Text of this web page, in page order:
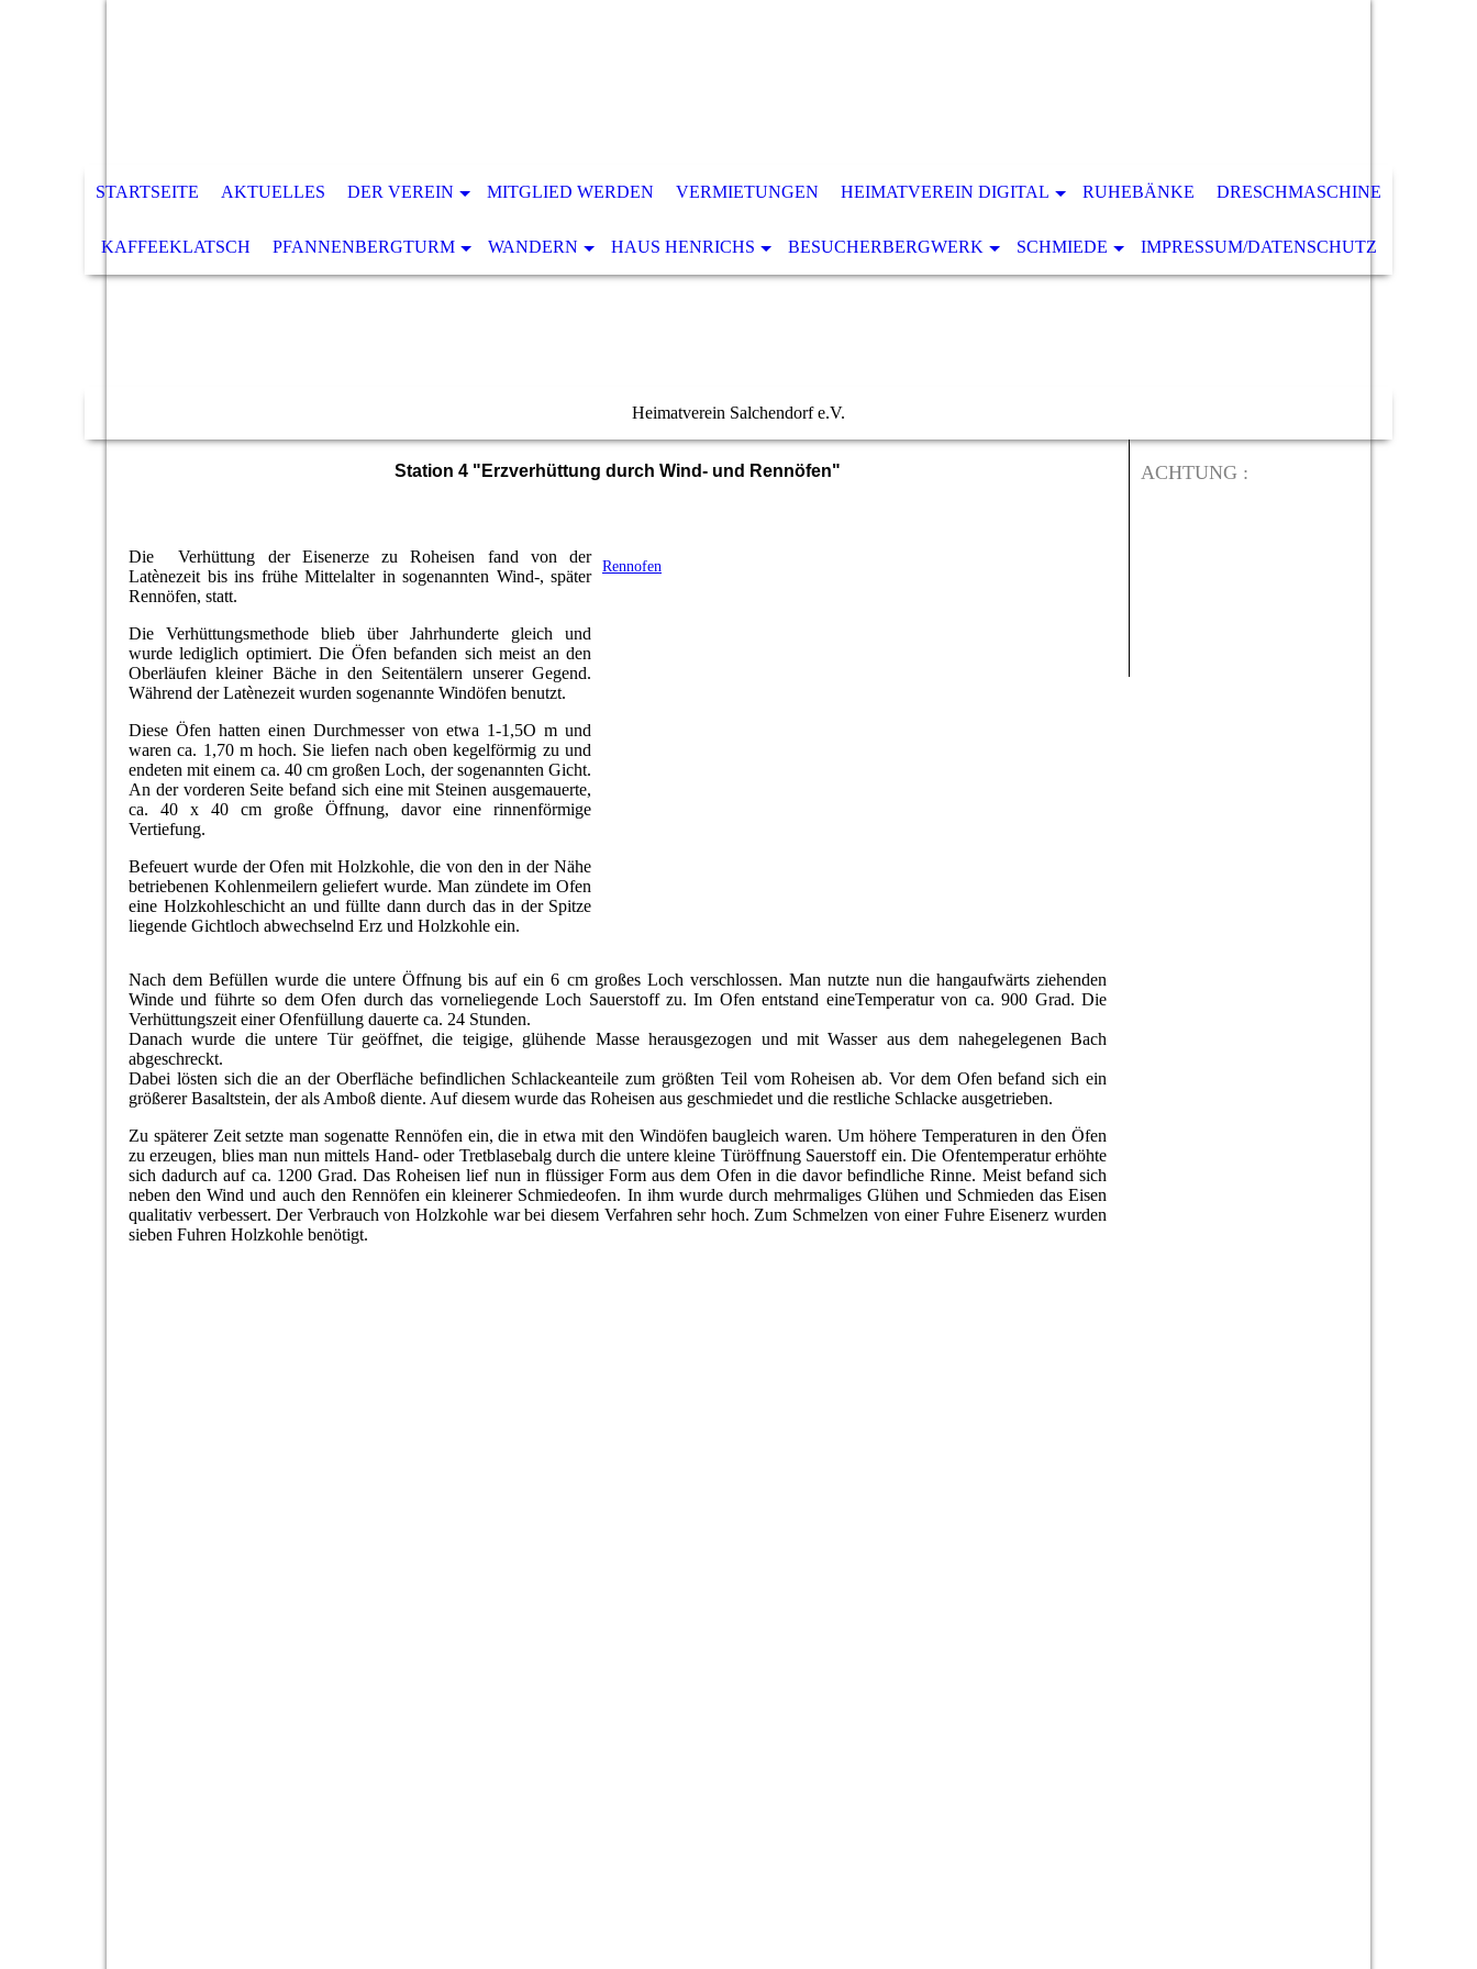
STARTSEITE AKTUELLES DER VEREIN MITGLIED WERDEN VERMIETUNGEN HEIMATVEREIN DIGITAL RUHEBÄNKE DRESCHMASCHINE
KAFFEEKLATSCH PFANNENBERGTURM WANDERN HAUS HENRICHS BESUCHERBERGWERK SCHMIEDE IMPRESSUM/DATENSCHUTZ
Heimatverein Salchendorf e.V.
Station 4 "Erzverhüttung durch Wind- und Rennöfen"
Die Verhüttung der Eisenerze zu Roheisen fand von der
Latènezeit bis ins frühe Mittelalter in sogenannten Wind-, später
Rennöfen, statt.
Die Verhüttungsmethode blieb über Jahrhunderte gleich und
wurde lediglich optimiert. Die Öfen befanden sich meist an den
Oberläufen kleiner Bäche in den Seitentälern unserer Gegend.
Während der Latènezeit wurden sogenannte Windöfen benutzt.
Diese Öfen hatten einen Durchmesser von etwa 1-1,5O m und
waren ca. 1,70 m hoch. Sie liefen nach oben kegelförmig zu und
endeten mit einem ca. 40 cm großen Loch, der sogenannten Gicht.
An der vorderen Seite befand sich eine mit Steinen ausgemauerte,
ca. 40 x 40 cm große Öffnung, davor eine rinnenförmige
Vertiefung.
Befeuert wurde der Ofen mit Holzkohle, die von den in der Nähe
betriebenen Kohlenmeilern geliefert wurde. Man zündete im Ofen
eine Holzkohleschicht an und füllte dann durch das in der Spitze
liegende Gichtloch abwechselnd Erz und Holzkohle ein.
Rennofen
Nach dem Befüllen wurde die untere Öffnung bis auf ein 6 cm großes Loch verschlossen. Man nutzte nun die hangaufwärts ziehenden
Winde und führte so dem Ofen durch das vorneliegende Loch Sauerstoff zu. Im Ofen entstand eineTemperatur von ca. 900 Grad. Die
Verhüttungszeit einer Ofenfüllung dauerte ca. 24 Stunden.
Danach wurde die untere Tür geöffnet, die teigige, glühende Masse herausgezogen und mit Wasser aus dem nahegelegenen Bach
abgeschreckt.
Dabei lösten sich die an der Oberfläche befindlichen Schlackeanteile zum größten Teil vom Roheisen ab. Vor dem Ofen befand sich ein
größerer Basaltstein, der als Amboß diente. Auf diesem wurde das Roheisen aus geschmiedet und die restliche Schlacke ausgetrieben.
Zu späterer Zeit setzte man sogenatte Rennöfen ein, die in etwa mit den Windöfen baugleich waren. Um höhere Temperaturen in den Öfen
zu erzeugen, blies man nun mittels Hand- oder Tretblasebalg durch die untere kleine Türöffnung Sauerstoff ein. Die Ofentemperatur erhöhte
sich dadurch auf ca. 1200 Grad. Das Roheisen lief nun in flüssiger Form aus dem Ofen in die davor befindliche Rinne. Meist befand sich
neben den Wind und auch den Rennöfen ein kleinerer Schmiedeofen. In ihm wurde durch mehrmaliges Glühen und Schmieden das Eisen
qualitativ verbessert. Der Verbrauch von Holzkohle war bei diesem Verfahren sehr hoch. Zum Schmelzen von einer Fuhre Eisenerz wurden
sieben Fuhren Holzkohle benötigt.
ACHTUNG :